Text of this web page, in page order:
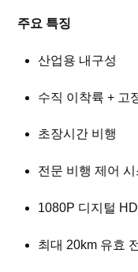
주요 특징
산업용 내구성
수직 이착륙 + 고
초장시간 비행
전문 비행 제어 시
1080P 디지털
최대 20km 유효